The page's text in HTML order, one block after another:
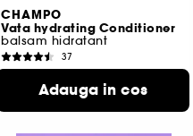
CHAMPO
Vata hydrating Conditioner
balsam hidratant
37
148,00 Lei
56,92 Lei /100ml
Adauga in cos